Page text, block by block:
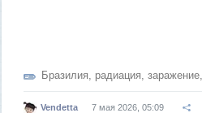
Бразилия радиация заражение
Vendetta 7 мая 2026, 05:09